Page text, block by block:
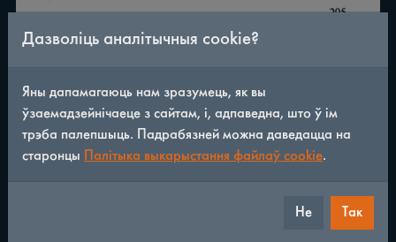
ЛЕКСІКА Абагул м., абагулка ж. Абагульненне. Я не
помню, мне мой старык расказываў, як тута дзелалі
набывае з цяжкасцю. Як астануцца абгадываннікі без
капёйкі, тады ў іх наабгадываецца. Абгадыванніца ж. 3
Дазволіць аналітычныя cookie?
Яны дапамагаюць нам зразумець, як вы
ўзаемадзейнічаеце з сайтам, і, адпаведна, што ў ім
трэба палепшыць. Падрабязней можна даведацца на
старонцы
Палітыка выкарыстання файлаў cookie.
Не Так